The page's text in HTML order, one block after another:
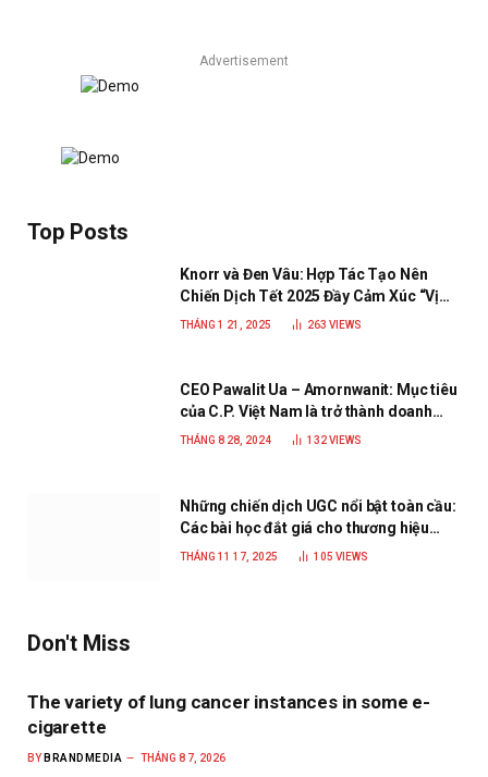
Advertisement
Top Posts
Knorr và Đen Vâu: Hợp Tác Tạo Nên
Chiến Dịch Tết 2025 Đầy Cảm Xúc “Vị
Nhà”
THÁNG 1 21, 2025 263 VIEWS
CEO Pawalit Ua – Amornwanit: Mục tiêu
của C.P. Việt Nam là trở thành doanh
nghiệp xanh, phát triển bền vững
THÁNG 8 28, 2024 132VIEWS
Những chiến dịch UGC nổi bật toàn cầu:
Các bài học đắt giá cho thương hiệu
năm 2025
THÁNG 11 17, 2025 105 VIEWS
Don't Miss
The variety of lung cancer instances in some e-
cigarette
BY BRANDMEDIA THÁNG 8 7, 2026